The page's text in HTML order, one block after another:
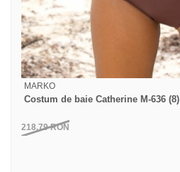
MARKO
Costum de baie Catherine M-636 (8)
218,79RON